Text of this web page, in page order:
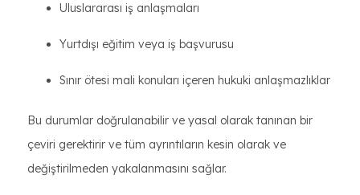
Uluslararası iş anlaşmaları
Yurtdışı eğitim veya iş başvurusu
Sınır ötesi mali konuları içeren hukuki anlaşmazlıklar
Bu durumlar doğrulanabilir ve yasal olarak tanınan bir
çeviri gerektirir ve tüm ayrıntıların kesin olarak ve
değiştirilmeden yakalanmasını sağlar.